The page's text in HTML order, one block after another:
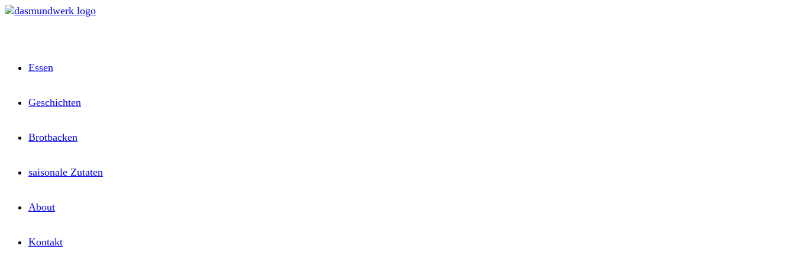
Zum
Essen
Geschichten
Brotbacken
saisonale Zutaten
About
Kontakt